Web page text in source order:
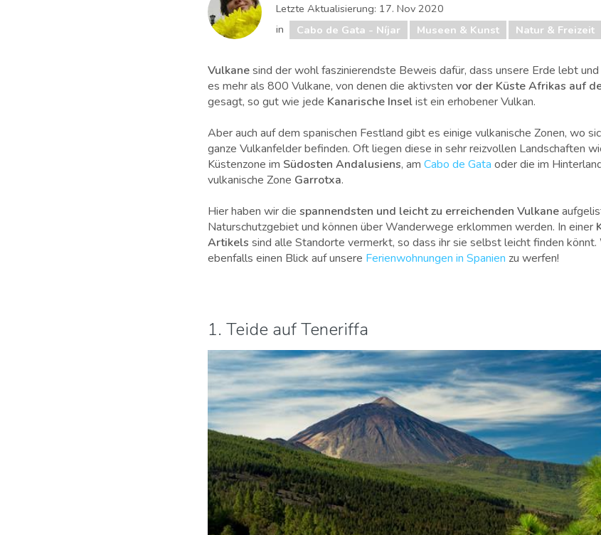
Letzte Aktualisierung: 17. Nov 2020
in
Cabo de Gata - Níjar Museen & Kunst Natur & Freizeit
Vulkanesind der wohl faszinierendste Beweis dafür, dass unsere Erde lebt
es mehr als 800 Vulkane, von denen die aktivsten vor der Küste Afrikas auf
gesagt, so gut wie jede Kanarische Inselist ein erhobener Vulkan.
Aber auch auf dem spanischen Festland gibt es einige vulkanische Zonen, wo
ganze Vulkanfelder befinden. Oft liegen diese in sehr reizvollen Landschaften
Küstenzone im Südosten Andalusiens, am Cabo de Gata oder die im
vulkanische Zone Garrotxa.
Hier haben wir die spannendsten und leicht zu erreichenden Vulkane
Naturschutzgebiet und können über Wanderwege erklommen werden. In einer
Artikels sind alle Standorte vermerkt, so dass ihr sie selbst leicht finden
ebenfalls einen Blick auf unsere Ferienwohnungen in Spanien zu werfen!
1. Teide auf Teneriffa